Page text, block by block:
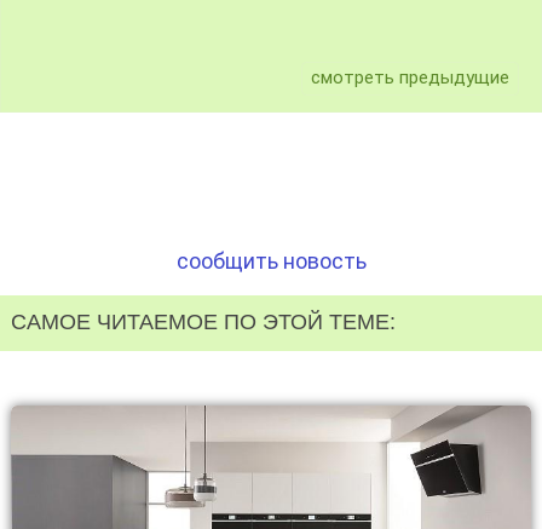
смотреть предыдущие
сообщить новость
САМОЕ ЧИТАЕМОЕ ПО ЭТОЙ ТЕМЕ: